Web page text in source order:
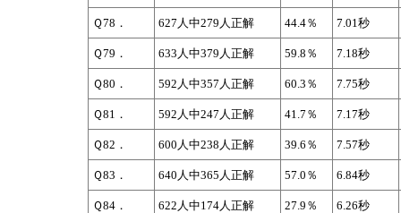
Ｑ78． 627人中279人正解 44.4％ 7.01秒
Ｑ79． 633人中379人正解 59.8％ 7.18秒
Ｑ80． 592人中357人正解 60.3％ 7.75秒
Ｑ81． 592人中247人正解 41.7％ 7.17秒
Ｑ82． 600人中238人正解 39.6％ 7.57秒
Ｑ83． 640人中365人正解 57.0％ 6.84秒
Ｑ84． 622人中174人正解 27.9％ 6.26秒